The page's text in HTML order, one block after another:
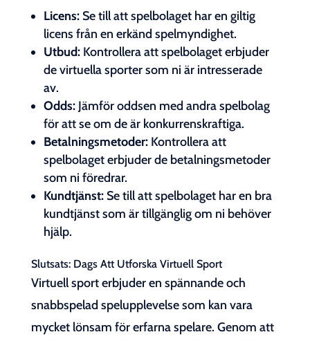
Licens:Se till att spelbolaget har en giltig
licens från en erkänd spelmyndighet.
Utbud:Kontrollera att spelbolaget erbjuder
de virtuella sporter som ni är intresserade
av.
Odds:Jämför oddsen med andra spelbolag
för att se om de är konkurrenskraftiga.
Betalningsmetoder:Kontrollera att
spelbolaget erbjuder de betalningsmetoder
som ni föredrar.
Kundtjänst:Se till att spelbolaget har en bra
kundtjänst som är tillgänglig om ni behöver
hjälp.
Slutsats: Dags Att Utforska Virtuell Sport
Virtuell sport erbjuder en spännande och
snabbspelad spelupplevelse som kan vara
mycket lönsam för erfarna spelare. Genom att